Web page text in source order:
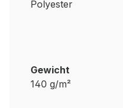
Polyester
Gewicht
140 g/m²